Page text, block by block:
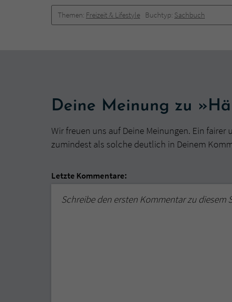
Themen: Freizeit & Lifestyle Buchtyp: Sachbuch
Deine Meinung zu
Wir freuen uns auf Deine Meinungen. Ein
zumindest als solche deutlich in Deinem
Letzte Kommentare:
Schreibe den ersten Kommentar zu diesem